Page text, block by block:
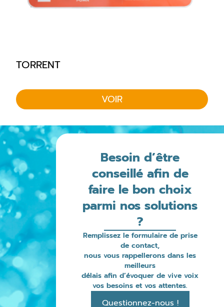
TORRENT
VOIR
Besoin d’être
conseillé afin de
faire le bon choix
parmi nos solutions
?
Remplissez le formulaire de prise
de contact,
nous vous rappellerons dans les
meilleurs
délais afin d’évoquer de vive voix
vos besoins et vos attentes.
Questionnez-nous !